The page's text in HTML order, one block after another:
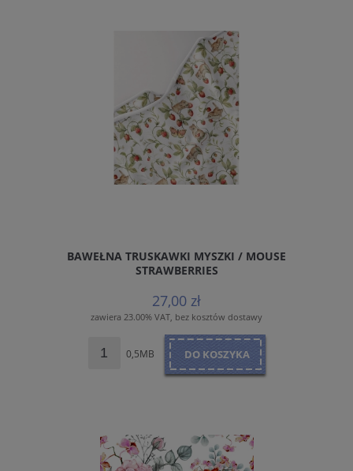
BAWEŁNA TRUSKAWKI MYSZKI / MOUSE
STRAWBERRIES
27,00 zł
zawiera 23.00% VAT, bez kosztów dostawy
0,5MB DO KOSZYKA